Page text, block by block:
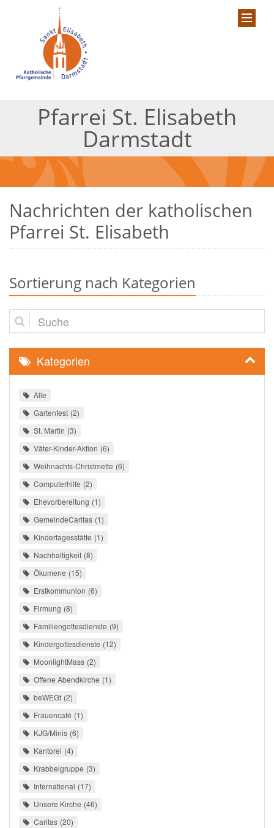
Pfarrei St. Elisabeth
Darmstadt
Nachrichten der katholischen
Pfarrei St. Elisabeth
Sortierung nach Kategorien
Suche
Kategorien
Alle
Gartenfest 2
St. Martin 3
Väter-Kinder-Aktion 6
Weihnachts-Christmette 6
Computerhilfe 2
Ehevorbereitung 1
GemeindeCaritas 1
Kindertagesstätte 1
Nachhaltigkeit 8
Ökumene 15
Erstkommunion 6
Firmung 8
Familiengottesdienste 9
Kindergottesdienste 12
MoonlightMass 2
Offene Abendkirche 1
beWEGt 2
Frauencafé 1
KJG/Minis 6
Kantorei 4
Krabbelgruppe 3
International 17
Unsere Kirche 46
Caritas 20